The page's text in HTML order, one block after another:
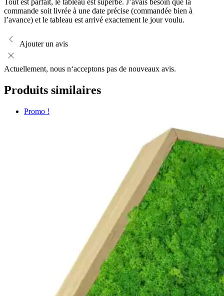
Tout est parfait, le tableau est superbe. J’avais besoin que la
commande soit livrée à une date précise (commandée bien à
l’avance) et le tableau est arrivé exactement le jour voulu.
Ajouter un avis
Actuellement, nous n‘acceptons pas de nouveaux avis.
Produits similaires
Promo !